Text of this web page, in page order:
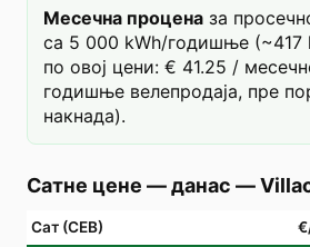
Месечна процена за
са 5 000 kWh/годишње (~417
по овој цени: € 41.25 /
годишње велепродаја, пре
накнада).
Сатне цене — данас —
Сат (СЕВ)